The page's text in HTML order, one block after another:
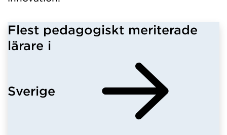
Flest pedagogiskt meriterade
lärare i
Sverige